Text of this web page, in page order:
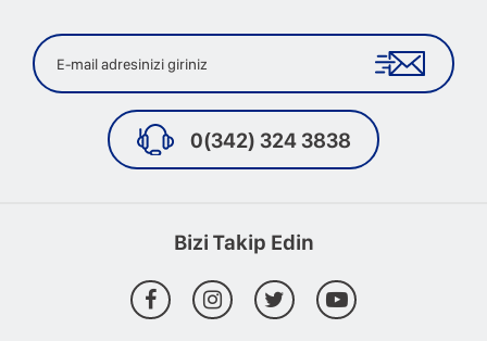
0(342) 324 3838
Bizi Takip Edin